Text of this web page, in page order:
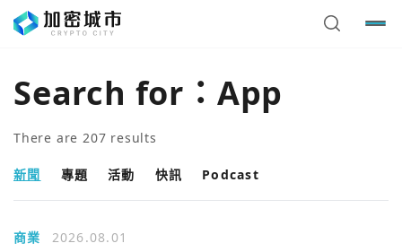
Search for： App
There are 207 results
新聞 專題 活動 快訊 Podcast
商業 2026.08.01